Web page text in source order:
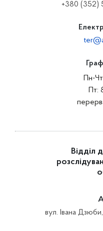
+380 (352)
Пн-
Пт:
Відділ
вул. Івана